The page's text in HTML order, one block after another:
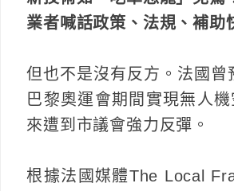
業者喊話政策、法規、補助
但也不是沒有反方。法國曾
巴黎奧運會期間實現無人
來遭到市議會強力反彈。
根據法國媒體The Local